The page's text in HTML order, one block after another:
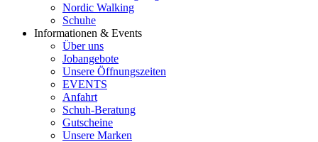
Nordic Walking
Schuhe
Informationen & Events
Über uns
Jobangebote
Unsere Öffnungszeiten
EVENTS
Anfahrt
Schuh-Beratung
Gutscheine
Unsere Marken